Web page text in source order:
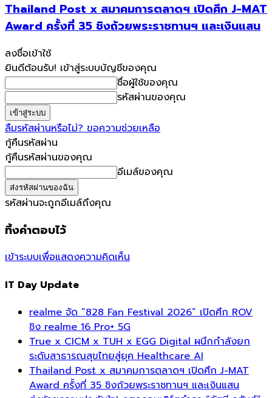
Thailand Post x สมาคมการตลาดฯ เปิดศึก J-MAT
Award ครั้งที่ 35 ชิงถ้วยพระราชทานฯ และเงินแสน
ลงชื่อเข้าใช้
ยินดีต้อนรับ! เข้าสู่ระบบบัญชีของคุณ
ชื่อผู้ใช้ของคุณ
รหัสผ่านของคุณ
ลืมรหัสผ่านหรือไม่? ขอความช่วยเหลือ
กู้คืนรหัสผ่าน
กู้คืนรหัสผ่านของคุณ
อีเมล์ของคุณ
รหัสผ่านจะถูกอีเมล์ถึงคุณ
ทิ้งคำตอบไว้
เข้าระบบเพื่อแสดงความคิดเห็น
IT Day Update
realme จัด “828 Fan Festival 2026” เปิดศึก ROV
ชิง realme 16 Pro+ 5G
True x CICM x TUH x EGG Digital ผนึกกำลังยก
ระดับสาธารณสุขไทยสู่ยุค Healthcare AI
Thailand Post x สมาคมการตลาดฯ เปิดศึก J-MAT
Award ครั้งที่ 35 ชิงถ้วยพระราชทานฯ และเงินแสน